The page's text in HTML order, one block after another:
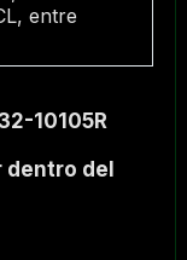
entre
10105R
dentro del